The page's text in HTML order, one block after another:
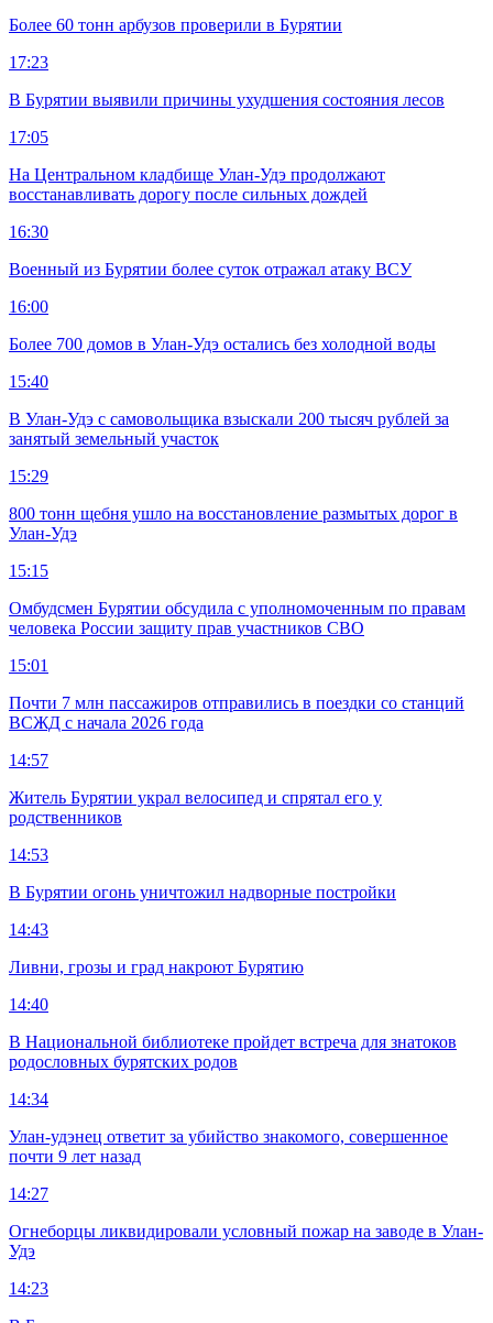
Более 60 тонн арбузов проверили в Бурятии
17:23
В Бурятии выявили причины ухудшения состояния лесов
17:05
На Центральном кладбище Улан-Удэ продолжают
восстанавливать дорогу после сильных дождей
16:30
Военный из Бурятии более суток отражал атаку ВСУ
16:00
Более 700 домов в Улан-Удэ остались без холодной воды
15:40
В Улан-Удэ с самовольщика взыскали 200 тысяч рублей за
занятый земельный участок
15:29
800 тонн щебня ушло на восстановление размытых дорог в
Улан-Удэ
15:15
Омбудсмен Бурятии обсудила с уполномоченным по правам
человека России защиту прав участников СВО
15:01
Почти 7 млн пассажиров отправились в поездки со станций
ВСЖД с начала 2026 года
14:57
Житель Бурятии украл велосипед и спрятал его у
родственников
14:53
В Бурятии огонь уничтожил надворные постройки
14:43
Ливни, грозы и град накроют Бурятию
14:40
В Национальной библиотеке пройдет встреча для знатоков
родословных бурятских родов
14:34
Улан-удэнец ответит за убийство знакомого, совершенное
почти 9 лет назад
14:27
Огнеборцы ликвидировали условный пожар на заводе в Улан-
Удэ
14:23